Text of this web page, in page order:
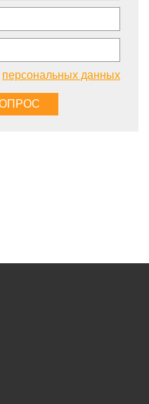
персональных данных